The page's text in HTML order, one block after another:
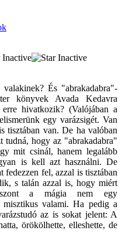
könyvek Avada Kedavra
hivatkozik? (Valójában a
egy varázsigét. Van
tisztában van. De ha valóban
tudná, hogy az "abrakadabra"
mit csinál, hanem legalább
is kell azt használni. De
fedezzen fel, azzal is tisztában
s talán azzal is, hogy miért
a mágia nem egy
misztikus valami. Ha pedig a
az is sokat jelent: A
örökölhette, elleshette, de